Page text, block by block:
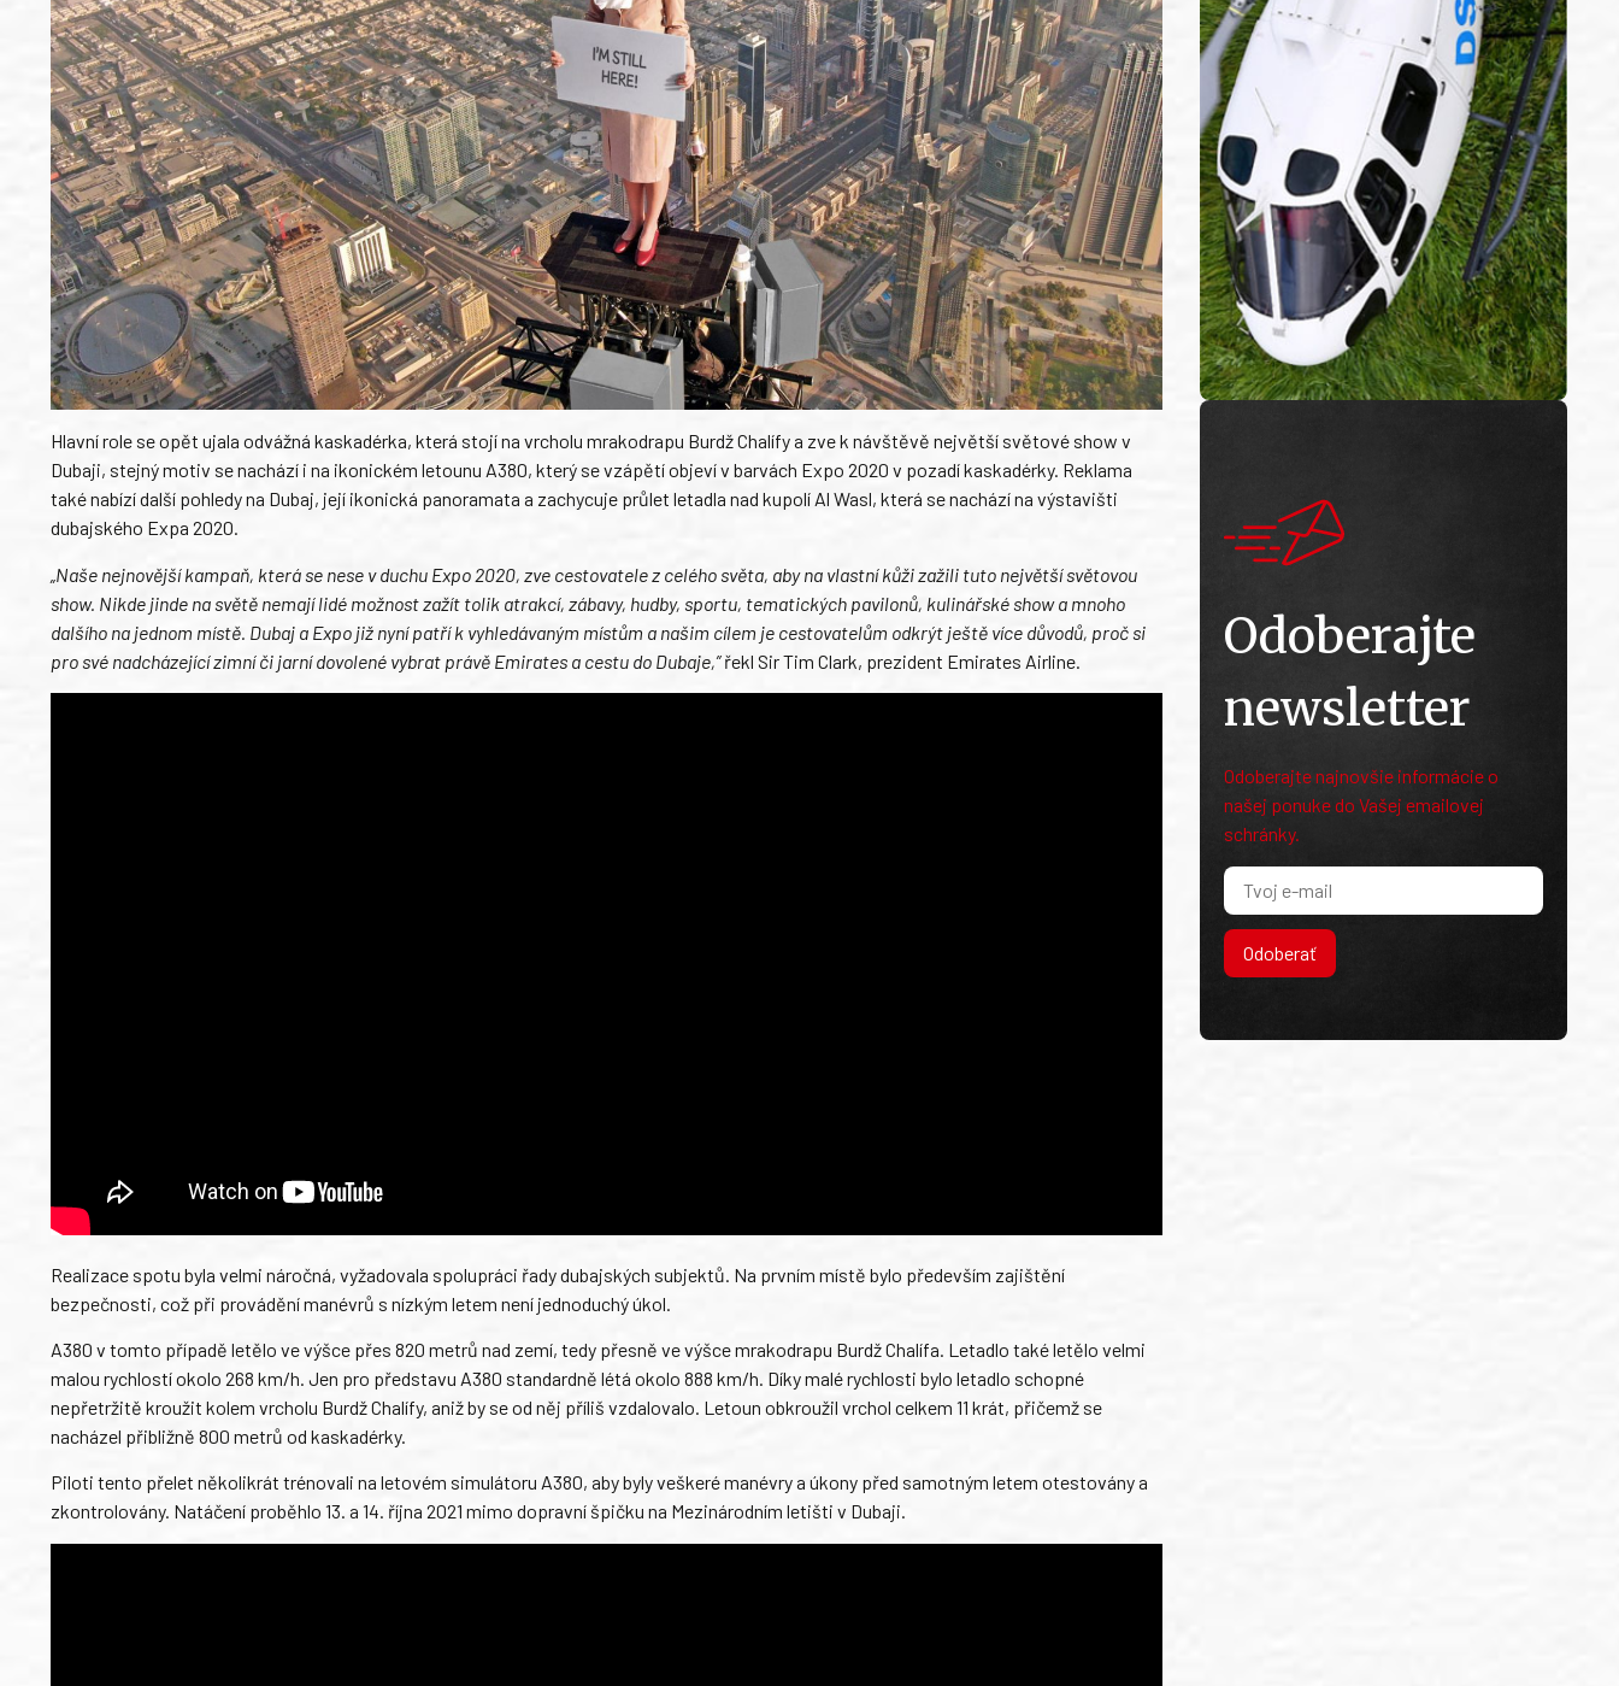
Hlavní role se opět ujala odvážná kaskadérka, která stojí na vrcholu mrakodrapu Burdž Chalífy a zve k návštěvě největší světové show v
Dubaji, stejný motiv se nachází i na ikonickém letounu A380, který se vzápětí objeví v barvách Expo 2020 v pozadí kaskadérky. Reklama
také nabízí další pohledy na Dubaj, její ikonická panoramata a zachycuje průlet letadla nad kupolí Al Wasl, která se nachází na výstavišti
dubajského Expa 2020.
„Naše nejnovější kampaň, která se nese v duchu Expo 2020, zve cestovatele z celého světa, aby na vlastní kůži zažili tuto největší světovou
show. Nikde jinde na světě nemají lidé možnost zažít tolik atrakcí, zábavy, hudby, sportu, tematických pavilonů, kulinářské show a mnoho
dalšího na jednom místě. Dubaj a Expo již nyní patří k vyhledávaným místům a našim cílem je cestovatelům odkrýt ještě více důvodů, proč si
pro své nadcházející zimní či jarní dovolené vybrat právě Emirates a cestu do Dubaje,”řekl Sir Tim Clark, prezident Emirates Airline.
Realizace spotu byla velmi náročná, vyžadovala spolupráci řady dubajských subjektů. Na prvním místě bylo především zajištění
bezpečnosti, což při provádění manévrů s nízkým letem není jednoduchý úkol.
A380 v tomto případě letělo ve výšce přes 820 metrů nad zemí, tedy přesně ve výšce mrakodrapu Burdž Chalífa. Letadlo také letělo velmi
malou rychlostí okolo 268 km/h. Jen pro představu A380 standardně létá okolo 888 km/h. Díky malé rychlosti bylo letadlo schopné
nepřetržitě kroužit kolem vrcholu Burdž Chalífy, aniž by se od něj příliš vzdalovalo. Letoun obkroužil vrchol celkem 11 krát, přičemž se
nacházel přibližně 800 metrů od kaskadérky.
Piloti tento přelet několikrát trénovali na letovém simulátoru A380, aby byly veškeré manévry a úkony před samotným letem otestovány a
zkontrolovány. Natáčení proběhlo 13. a 14. října 2021 mimo dopravní špičku na Mezinárodním letišti v Dubaji.
Odoberajte
newsletter
Odoberajte najnovšie informácie o
našej ponuke do Vašej emailovej
schránky.
Odoberať